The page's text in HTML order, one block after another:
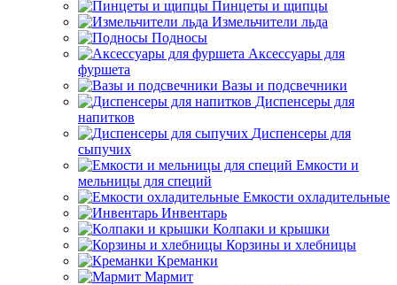
Пинцеты и щипцы
Измельчители льда
Подносы
Аксессуары для
фуршета
Вазы и подсвечники
Диспенсеры для
напитков
Диспенсеры для
сыпучих
Емкости и
мельницы для специй
Емкости охладительные
Инвентарь
Колпаки и крышки
Корзины и хлебницы
Креманки
Мармит